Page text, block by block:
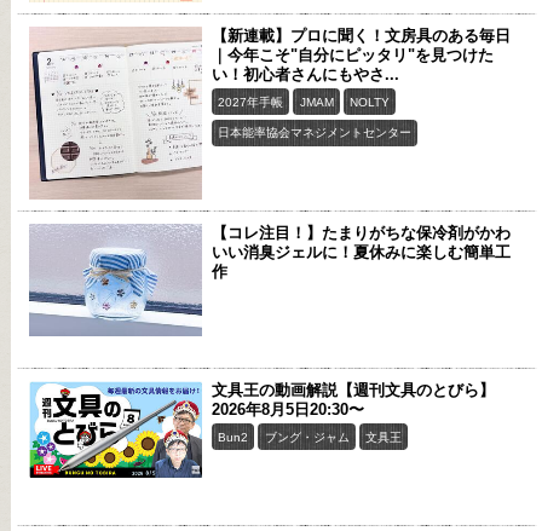
【新連載】プロに聞く！文房具のある毎日
｜今年こそ"自分にピッタリ"を見つけた
い！初心者さんにもやさ...
2027年手帳 JMAM NOLTY
日本能率協会マネジメントセンター
【コレ注目！】たまりがちな保冷剤がかわ
いい消臭ジェルに！夏休みに楽しむ簡単工
作
文具王の動画解説【週刊文具のとびら】
2026年8月5日20:30〜
Bun2 ブング・ジャム 文具王